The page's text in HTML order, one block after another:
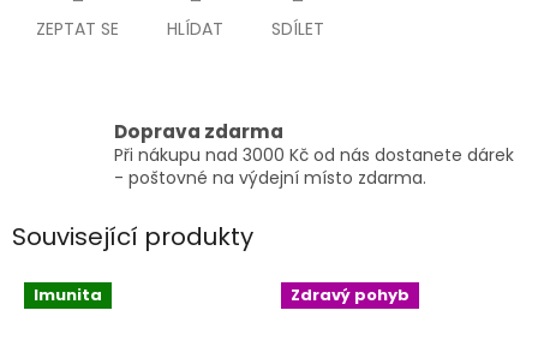
ZEPTAT SE HLÍDAT SDÍLET
Doprava zdarma
Při nákupu nad 3000 Kč od nás dostanete dárek
- poštovné na výdejní místo zdarma.
Související produkty
Imunita Zdravý pohyb